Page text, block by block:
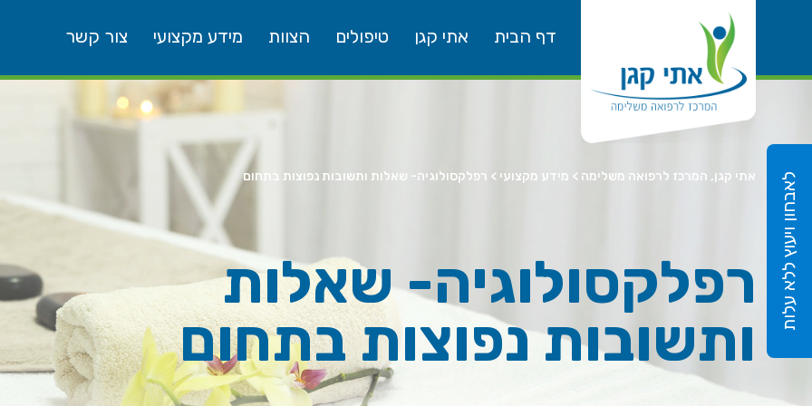
דף הבית אתי קגן טיפולים הצוות מידע מקצועי צור קשר
לאבחון ויעוץ ללא עלות אתי קגן, המרכז לרפואה משלימה > מידע מקצועי > רפלקסולוגיה- שאלות ותשובות נפוצות בתחום
רפלקסולוגיה- שאלות
ותשובות נפוצות בתחום